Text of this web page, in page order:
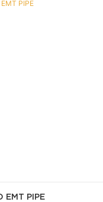
EMT PIPE